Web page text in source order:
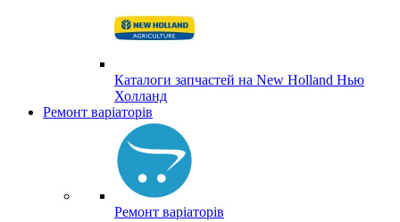
Каталоги запчастей на New Holland Нью
Холланд
Ремонт варіаторів
Ремонт варіаторів